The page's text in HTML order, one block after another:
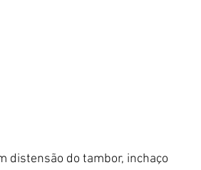
distensão do tambor, inchaço